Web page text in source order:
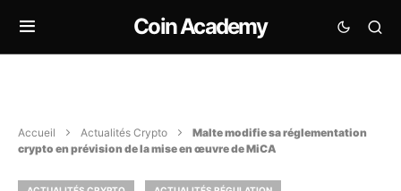
Coin Academy
Accueil Actualités Crypto
Malte modifie sa réglementation
crypto en prévision de la mise en œuvre de MiCA